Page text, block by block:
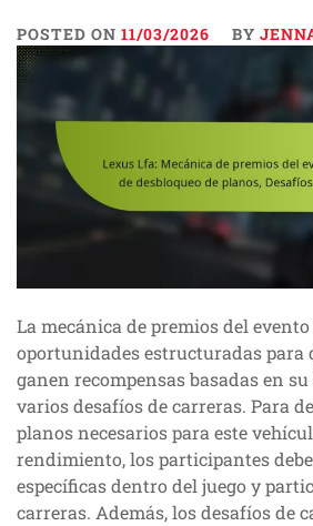
POSTED ON 11/03/2026 BY
La mecánica de premios del
oportunidades estructuradas para
ganen recompensas basadas en
varios desafíos de carreras. Para
planos necesarios para este
rendimiento, los participantes
específicas dentro del juego y
carreras. Además, los desafíos de